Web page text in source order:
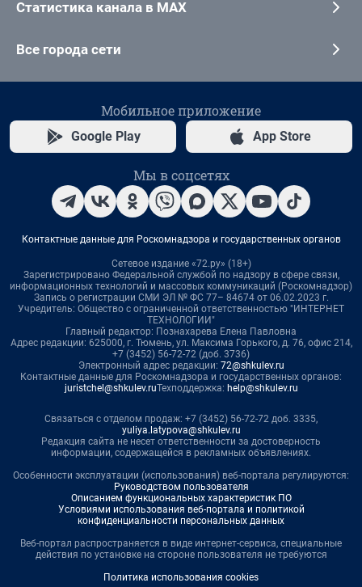
Статистика канала в MAX
Все города сети
Мобильное приложение
Google Play App Store
Мы в соцсетях
Контактные данные для Роскомнадзора и государственных органов
Сетевое издание «72.ру» (18+)
Зарегистрировано Федеральной службой по надзору в сфере связи,
информационных технологий и массовых коммуникаций (Роскомнадзор)
Запись о регистрации СМИ ЭЛ № ФС 77– 84674 от 06.02.2023 г.
Учредитель: Общество с ограниченной ответственностью "ИНТЕРНЕТ
ТЕХНОЛОГИИ"
Главный редактор: Познахарева Елена Павловна
Адрес редакции: 625000, г. Тюмень, ул. Максима Горького, д. 76, офис 214,
+7 (3452) 56-72-72 (доб. 3736)
Электронный адрес редакции: 72@shkulev.ru
Контактные данные для Роскомнадзора и государственных органов:
juristchel@shkulev.ruТехподдержка: help@shkulev.ru
Связаться с отделом продаж: +7 (3452) 56-72-72 доб. 3335,
yuliya.latypova@shkulev.ru
Редакция сайта не несет ответственности за достоверность
информации, содержащейся в рекламных объявлениях.
Особенности эксплуатации (использования) веб-портала регулируются:
Руководством пользователя
Описанием функциональных характеристик ПО
Условиями использования веб-портала и политикой
конфиденциальности персональных данных
Веб-портал распространяется в виде интернет-сервиса, специальные
действия по установке на стороне пользователя не требуются
Политика использования cookies